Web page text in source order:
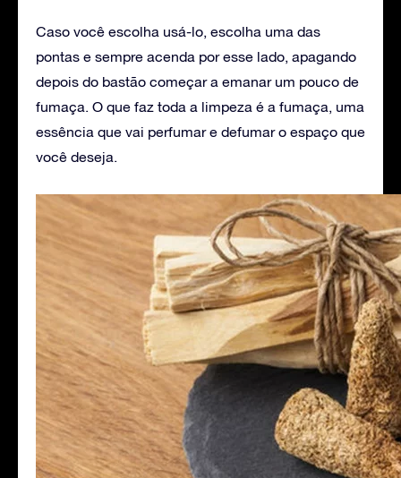
Caso você escolha usá-lo, escolha uma das
pontas e sempre acenda por esse lado, apagando
depois do bastão começar a emanar um pouco de
fumaça. O que faz toda a limpeza é a fumaça, uma
essência que vai perfumar e defumar o espaço que
você deseja.